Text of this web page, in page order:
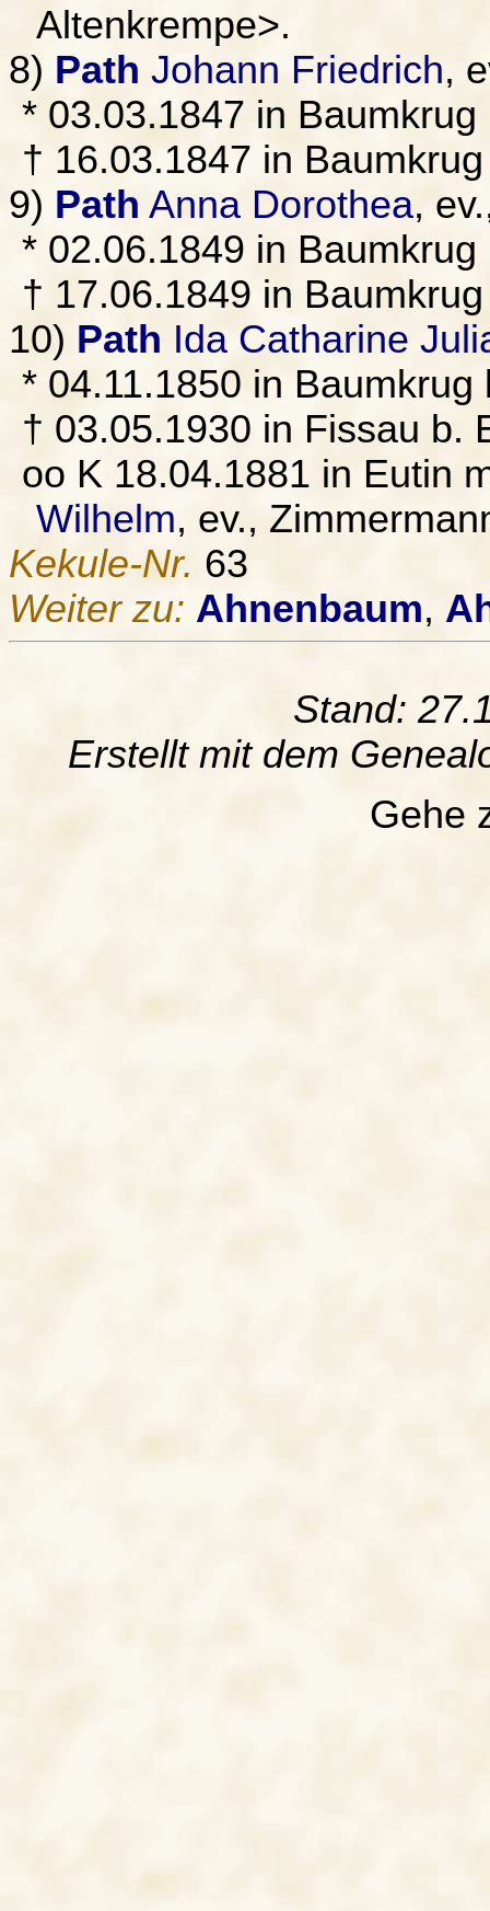
Altenkrempe>.
8) Path Johann Friedrich,
* 03.03.1847 in
† 16.03.1847 in
9) Path Anna Dorothea,
* 02.06.1849 in
† 17.06.1849 in
10) Path Ida Catharine
* 04.11.1850 in
† 03.05.1930 in Fissau b.
oo K 18.04.1881 in Eutin
Wilhelm, ev.,
Kekule-Nr. 63
Weiter zu: Ahnenbaum,
Stand:
Erstellt mit dem
Gehe